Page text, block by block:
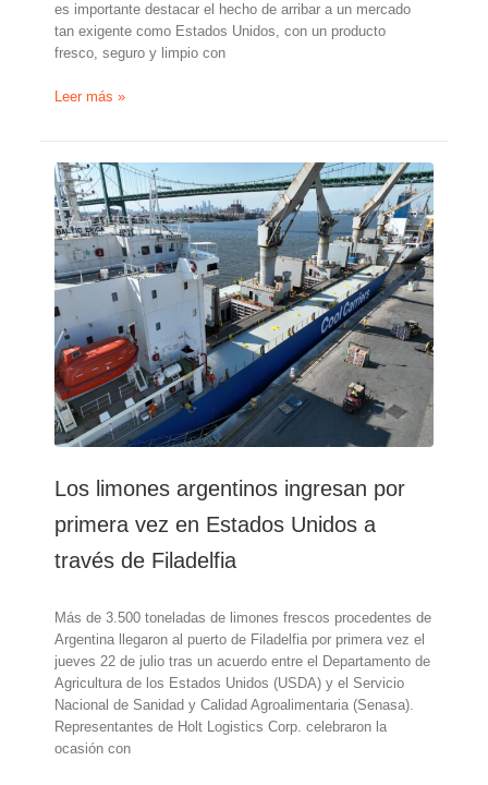
es importante destacar el hecho de arribar a un mercado
tan exigente como Estados Unidos, con un producto
fresco, seguro y limpio con
Los
orgánicos
de
Argentina
se
adentran
en
EE.
UU.
Leer más »
Los limones argentinos ingresan por
primera vez en Estados Unidos a
través de Filadelfia
Más de 3.500 toneladas de limones frescos procedentes de
Argentina llegaron al puerto de Filadelfia por primera vez el
jueves 22 de julio tras un acuerdo entre el Departamento de
Agricultura de los Estados Unidos (USDA) y el Servicio
Nacional de Sanidad y Calidad Agroalimentaria (Senasa).
Representantes de Holt Logistics Corp. celebraron la
ocasión con